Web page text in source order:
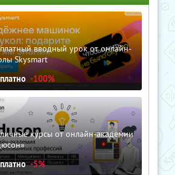
вводный урок от онлайн-
Skysmart
-100%
курсы от онлайн-академии
-5%